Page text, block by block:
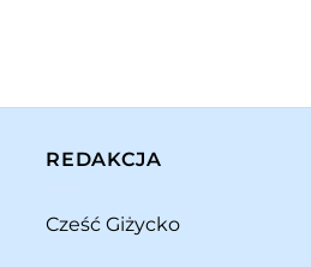
REDAKCJA
Cześć Giżycko